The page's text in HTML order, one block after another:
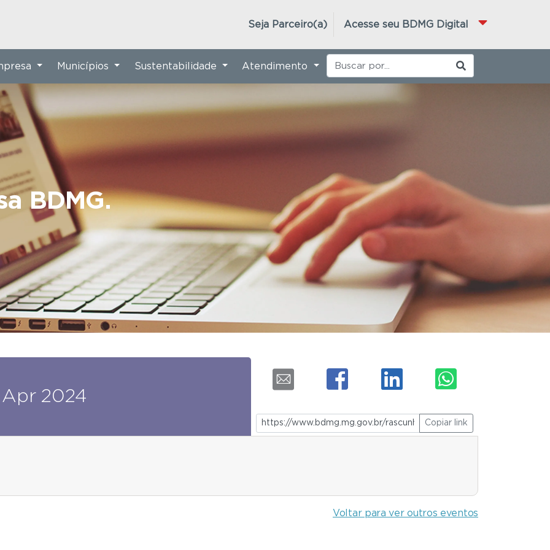
Acesse seu BDMG Digital
Seja Parceiro(a)
BDMG.
Municípios Sustentabilidade Atendimento
Apr 2024
Copiar link
Voltar para ver outros eventos